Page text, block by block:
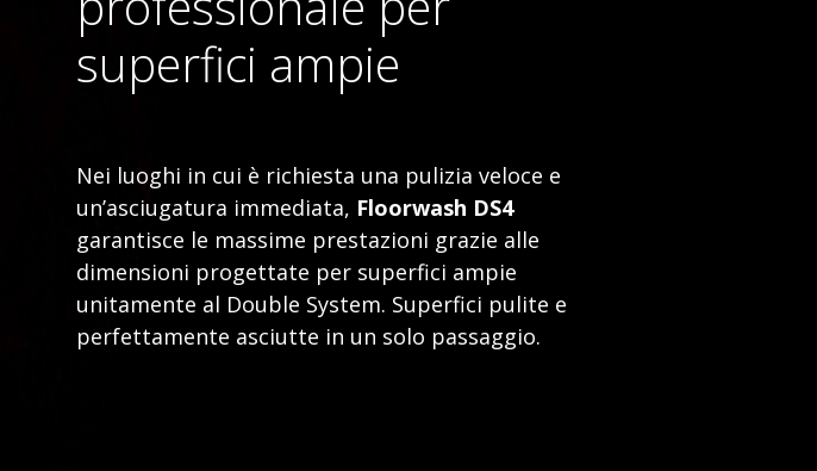
superfici ampie
Nei luoghi in cui è richiesta una pulizia veloce e
un’asciugatura immediata, Floorwash DS4
garantisce le massime prestazioni grazie alle
dimensioni progettate per superfici ampie
unitamente al Double System. Superfici pulite e
perfettamente asciutte in un solo passaggio.